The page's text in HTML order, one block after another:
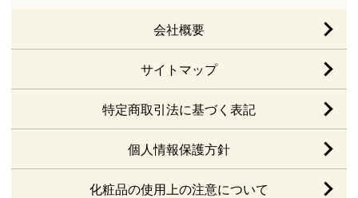
会社概要
サイトマップ
特定商取引法に基づく表記
個人情報保護方針
化粧品の使用上の注意について